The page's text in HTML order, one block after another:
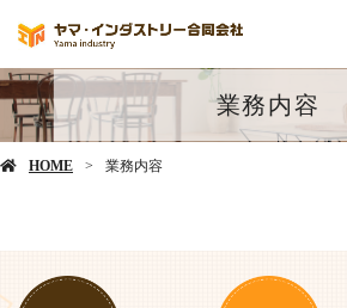
業務内容
HOME 業務内容